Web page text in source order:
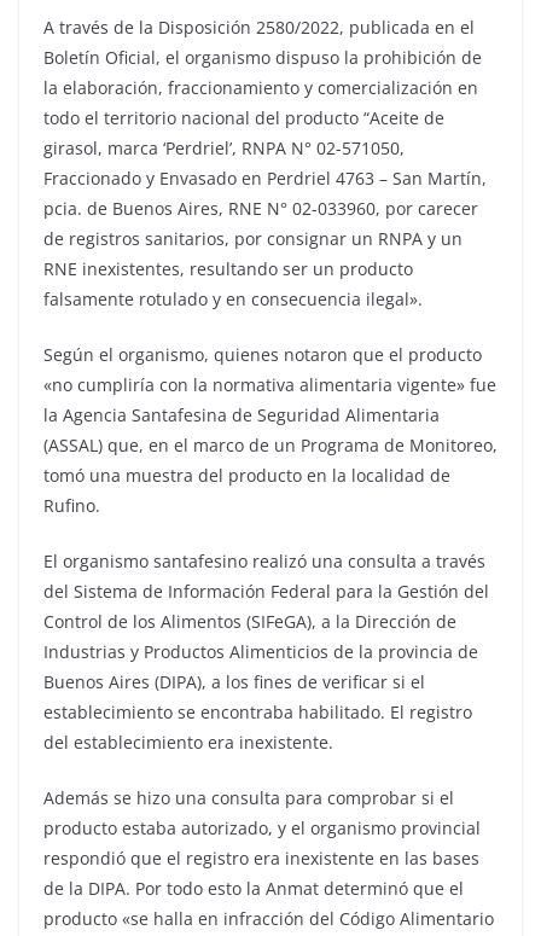
A través de la Disposición 2580/2022, publicada en el
Boletín Oficial, el organismo dispuso la prohibición de
la elaboración, fraccionamiento y comercialización en
todo el territorio nacional del producto “Aceite de
girasol, marca ‘Perdriel’, RNPA N° 02-571050,
Fraccionado y Envasado en Perdriel 4763 – San Martín,
pcia. de Buenos Aires, RNE N° 02-033960, por carecer
de registros sanitarios, por consignar un RNPA y un
RNE inexistentes, resultando ser un producto
falsamente rotulado y en consecuencia ilegal».
Según el organismo, quienes notaron que el producto
«no cumpliría con la normativa alimentaria vigente» fue
la Agencia Santafesina de Seguridad Alimentaria
(ASSAL) que, en el marco de un Programa de Monitoreo,
tomó una muestra del producto en la localidad de
Rufino.
El organismo santafesino realizó una consulta a través
del Sistema de Información Federal para la Gestión del
Control de los Alimentos (SIFeGA), a la Dirección de
Industrias y Productos Alimenticios de la provincia de
Buenos Aires (DIPA), a los fines de verificar si el
establecimiento se encontraba habilitado. El registro
del establecimiento era inexistente.
Además se hizo una consulta para comprobar si el
producto estaba autorizado, y el organismo provincial
respondió que el registro era inexistente en las bases
de la DIPA. Por todo esto la Anmat determinó que el
producto «se halla en infracción del Código Alimentario